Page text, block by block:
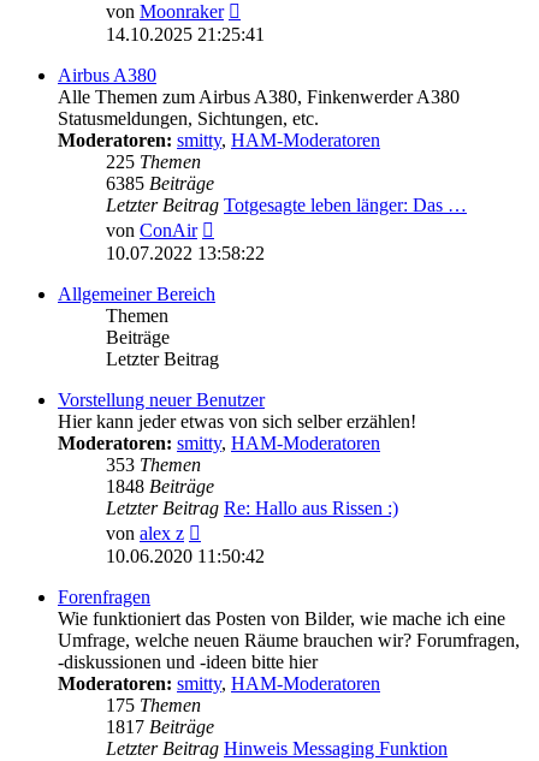
von Moonraker
Beitrag
14.10.2025 21:25:41
Airbus A380
Alle Themen zum Airbus A380, Finkenwerder A380
Statusmeldungen, Sichtungen, etc.
Moderatoren: smitty, HAM-Moderatoren
225 Themen
6385 Beiträge
Letzter Beitrag Totgesagte leben länger: Das …
von ConAir
Beitrag
10.07.2022 13:58:22
Allgemeiner Bereich
Themen
Beiträge
Letzter Beitrag
Vorstellung neuer Benutzer
Hier kann jeder etwas von sich selber erzählen!
Moderatoren: smitty, HAM-Moderatoren
353 Themen
1848 Beiträge
Letzter Beitrag Re: Hallo aus Rissen :)
von alex z
Beitrag
10.06.2020 11:50:42
Forenfragen
Wie funktioniert das Posten von Bilder, wie mache ich eine
Umfrage, welche neuen Räume brauchen wir? Forumfragen,
-diskussionen und -ideen bitte hier
Moderatoren: smitty, HAM-Moderatoren
175 Themen
1817 Beiträge
Letzter Beitrag Hinweis Messaging Funktion